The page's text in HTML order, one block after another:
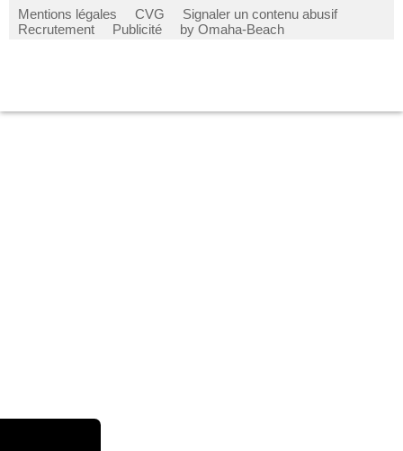
Mentions légales CVG
Signaler un contenu abusif
Recrutement
Publicité by Omaha-Beach